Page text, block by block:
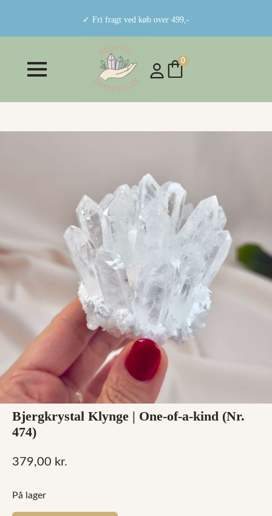
✓ Fri fragt ved køb over 499,-
0
Bjergkrystal Klynge | One-of-a-kind (Nr.
474)
379,00 kr.
På lager